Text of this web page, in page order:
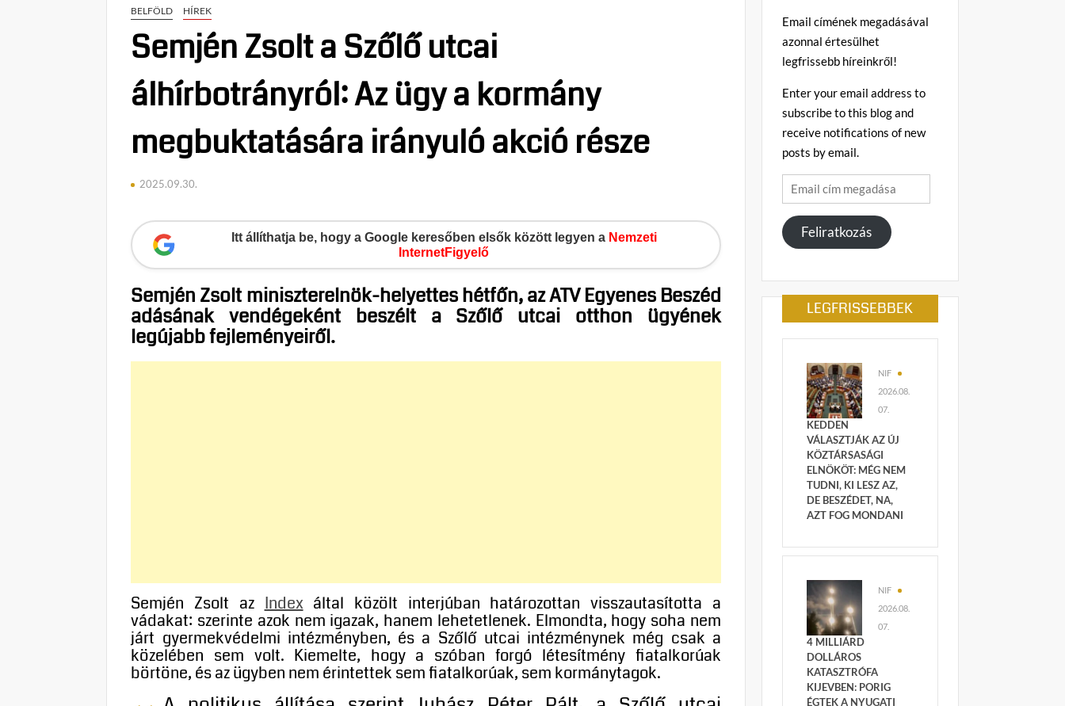
BELFÖLD HÍREK
Semjén Zsolt a Szőlő utcai
álhírbotrányról: Az ügy a kormány
megbuktatására irányuló akció része
2025.09.30.
Itt állíthatja be, hogy a Google keresőben elsők között legyen a Nemzeti
InternetFigyelő
Semjén Zsolt miniszterelnök-helyettes hétfőn, az ATV Egyenes Beszéd
adásának vendégeként beszélt a Szőlő utcai otthon ügyének
legújabb fejleményeiről.
Semjén Zsolt azIndexáltal közölt interjúban határozottan visszautasította a
vádakat: szerinte azok nem igazak, hanem lehetetlenek. Elmondta, hogy soha nem
járt gyermekvédelmi intézményben, és a Szőlő utcai intézménynek még csak a
közelében sem volt. Kiemelte, hogy a szóban forgó létesítmény fiatalkorúak
börtöne, és az ügyben nem érintettek sem fiatalkorúak, sem kormánytagok.
Email címének megadásával
azonnal értesülhet
legfrissebb híreinkről!
Enter your email address to
subscribe to this blog and
receive notifications of new
posts by email.
Email
cím
megadása
Feliratkozás
LEGFRISSEBBEK
NIF
2026.08.
07.
KEDDEN
VÁLASZTJÁK AZ ÚJ
KÖZTÁRSASÁGI
ELNÖKÖT: MÉG NEM
TUDNI, KI LESZ AZ,
DE BESZÉDET, NA,
AZT FOG MONDANI
NIF
2026.08.
07.
4 MILLIÁRD
DOLLÁROS
KATASZTRÓFA
KIJEVBEN: PORIG
ÉGTEK A NYUGATI